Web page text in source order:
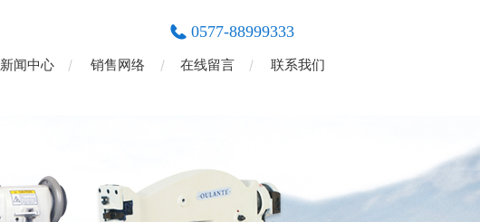
0577-88999333
新闻中心 销售网络 在线留言 联系我们